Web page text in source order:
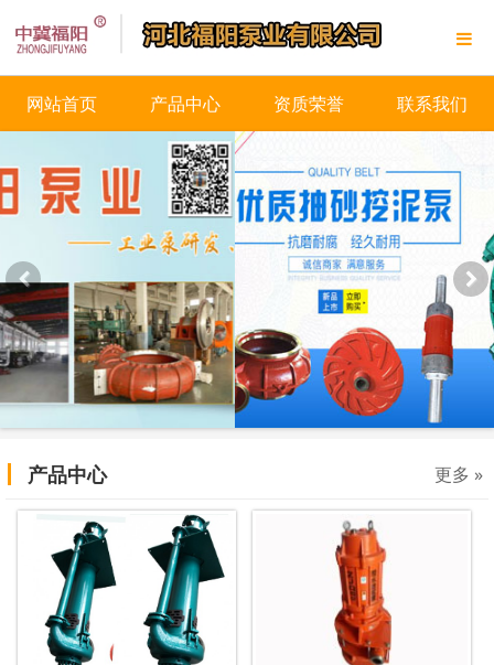
网站首页 产品中心 资质荣誉 联系我们
产品中心 更多 »